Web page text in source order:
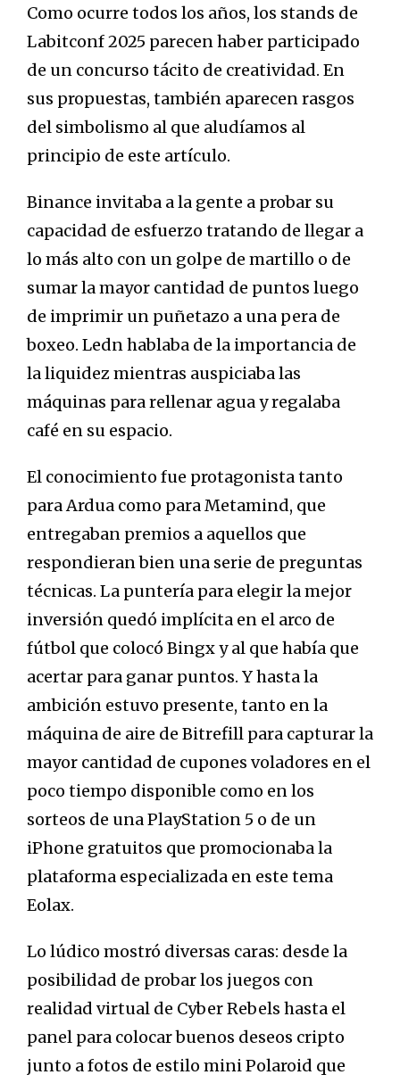
Como ocurre todos los años, los stands de
Labitconf 2025 parecen haber participado
de un concurso tácito de creatividad. En
sus propuestas, también aparecen rasgos
del simbolismo al que aludíamos al
principio de este artículo.
Binance invitaba a la gente a probar su
capacidad de esfuerzo tratando de llegar a
lo más alto con un golpe de martillo o de
sumar la mayor cantidad de puntos luego
de imprimir un puñetazo a una pera de
boxeo. Ledn hablaba de la importancia de
la liquidez mientras auspiciaba las
máquinas para rellenar agua y regalaba
café en su espacio.
El conocimiento fue protagonista tanto
para Ardua como para Metamind, que
entregaban premios a aquellos que
respondieran bien una serie de preguntas
técnicas. La puntería para elegir la mejor
inversión quedó implícita en el arco de
fútbol que colocó Bingx y al que había que
acertar para ganar puntos. Y hasta la
ambición estuvo presente, tanto en la
máquina de aire de Bitrefill para capturar la
mayor cantidad de cupones voladores en el
poco tiempo disponible como en los
sorteos de una PlayStation 5 o de un
iPhone gratuitos que promocionaba la
plataforma especializada en este tema
Eolax.
Lo lúdico mostró diversas caras: desde la
posibilidad de probar los juegos con
realidad virtual de Cyber Rebels hasta el
panel para colocar buenos deseos cripto
junto a fotos de estilo mini Polaroid que